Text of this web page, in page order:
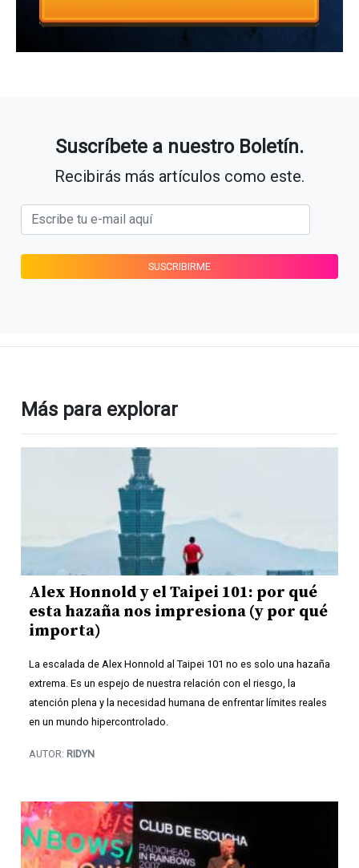
Suscríbete a nuestro Boletín.
Recibirás más artículos como este.
Más para explorar
Alex Honnold y el Taipei 101: por qué
esta hazaña nos impresiona (y por qué
importa)
La escalada de Alex Honnold al Taipei 101 no es solo una hazaña
extrema. Es un espejo de nuestra relación con el riesgo, la
atención plena y la necesidad humana de enfrentar límites reales
en un mundo hipercontrolado.
AUTOR: RIDYN